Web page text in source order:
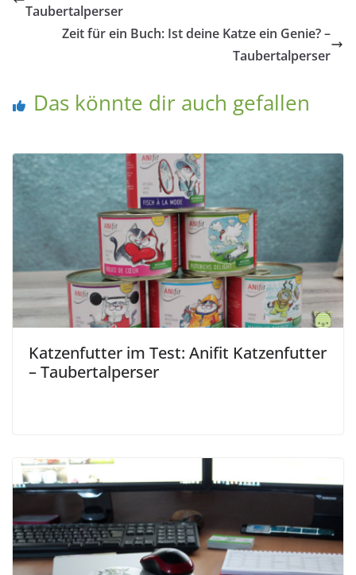
Taubertalperser
Zeit für ein Buch: Ist deine Katze ein Genie? –
Taubertalperser
Das könnte dir auch gefallen
Katzenfutter im Test: Anifit Katzenfutter
– Taubertalperser